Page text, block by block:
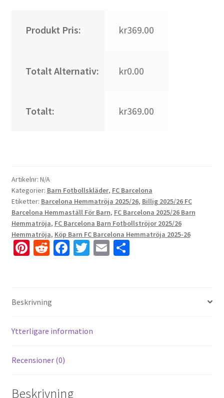
Produkt Pris: kr369.00
Totalt Alternativ: kr0.00
Totalt: kr369.00
Artikelnr: N/A
Kategorier: Barn Fotbollskläder, FC Barcelona
Etiketter: Barcelona Hemmatröja 2025/26, Billig 2025/26 FC
Barcelona Hemmaställ För Barn, FC Barcelona 2025/26 Barn
Hemmatröja, FC Barcelona Barn Fotbollströjor 2025/26
Hemmatröja, Köp Barn FC Barcelona Hemmatröja 2025-26
Pi
es
t
R
di
t
Fa
k
T E D
Beskrivning
Ytterligare information
Recensioner (0)
Beskrivning